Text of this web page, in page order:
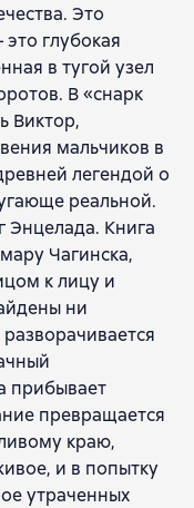
Это
глубокая
в тугой узел
В «cнарк
Виктор,
мальчиков в
легендой о
реальной.
Энцелада. Книга
Чагинска,
к лицу и
ни
прибывает
превращается
краю,
и в попытку
утраченных